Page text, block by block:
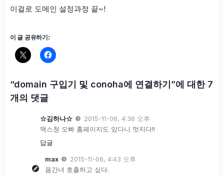
이걸로 도메인 설정과정 끝~!
이 글 공유하기:
“domain 구입기 및 conoha에 연결하기”에 대한 7
개의 댓글
☆김하나☆
2015-11-06, 4:36 오후
맥스청 오빠 홈페이지도 있다니 멋지다!!
답글
max
2015-11-06, 4:43 오후
옴간녀 호출하고 싶다.